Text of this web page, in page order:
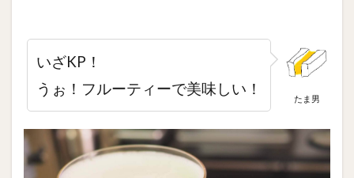
たま男
いざKP！
うぉ！フルーティーで美味しい！